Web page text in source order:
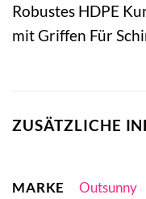
Robustes HDPE
mit Griffen Für
ZUSÄTZLICHE
MARKE Outsunny